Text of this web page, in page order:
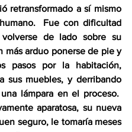
retransformado a sí mismo
Fue con dificultad
de lado sobre su
más arduo ponerse de pie y
pasos por la habitación,
sus muebles, y derribando
lámpara en el proceso.
aparatosa, su nueva
seguro, le tomaría meses